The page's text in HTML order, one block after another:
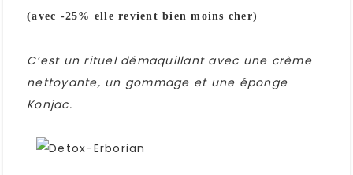
(avec -25% elle revient bien moins cher)
C’est un rituel démaquillant avec une crème
nettoyante, un gommage et une éponge
Konjac.